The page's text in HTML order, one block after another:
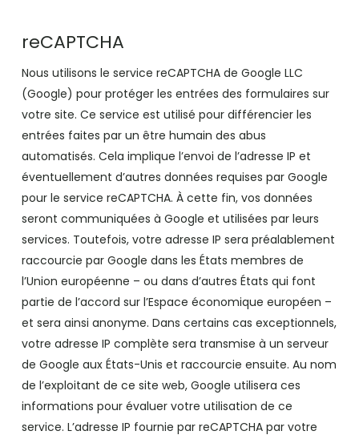
reCAPTCHA
Nous utilisons le service reCAPTCHA de Google LLC
(Google) pour protéger les entrées des formulaires sur
votre site. Ce service est utilisé pour différencier les
entrées faites par un être humain des abus
automatisés. Cela implique l’envoi de l’adresse IP et
éventuellement d’autres données requises par Google
pour le service reCAPTCHA. À cette fin, vos données
seront communiquées à Google et utilisées par leurs
services. Toutefois, votre adresse IP sera préalablement
raccourcie par Google dans les États membres de
l’Union européenne – ou dans d’autres États qui font
partie de l’accord sur l’Espace économique européen –
et sera ainsi anonyme. Dans certains cas exceptionnels,
votre adresse IP complète sera transmise à un serveur
de Google aux États-Unis et raccourcie ensuite. Au nom
de l’exploitant de ce site web, Google utilisera ces
informations pour évaluer votre utilisation de ce
service. L’adresse IP fournie par reCAPTCHA par votre